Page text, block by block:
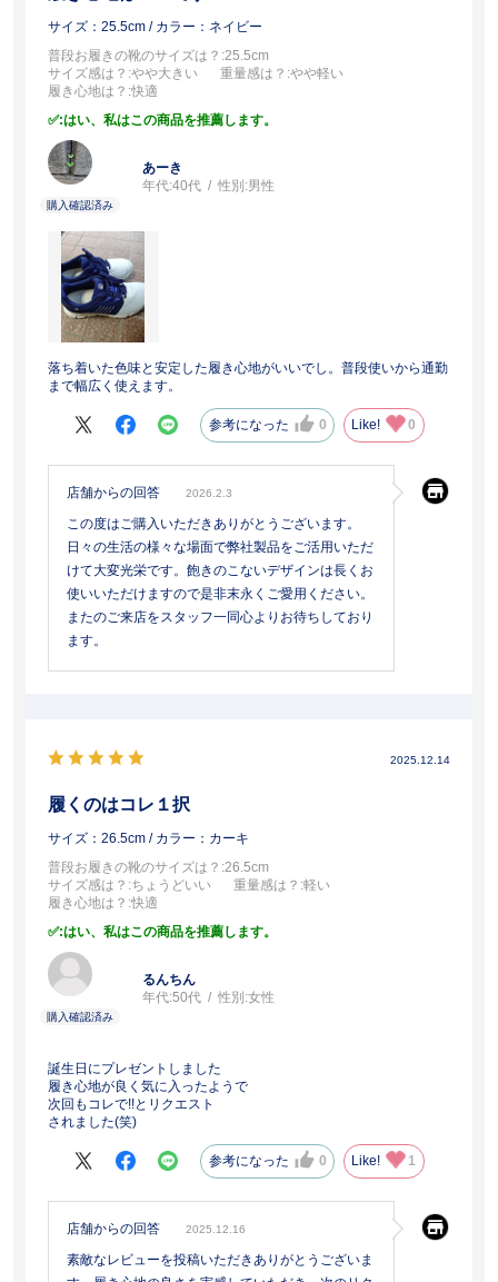
サイズ：25.5cm / カラー：ネイビー
普段お履きの靴のサイズは？ :25.5cm
サイズ感は？ :やや大きい 重量感は？ :やや軽い
履き心地は？ :快適
:はい、私はこの商品を推薦します。
あーき
年代:40代 性別:男性
落ち着いた色味と安定した履き心地がいいでし。普段使いから通勤
まで幅広く使えます。
参考になった 0 Like! 0
店舗からの回答 2026.2.3
この度はご購入いただきありがとうございます。
日々の生活の様々な場面で弊社製品をご活用いただ
けて大変光栄です。飽きのこないデザインは長くお
使いいただけますので是非末永くご愛用ください。
またのご来店をスタッフ一同心よりお待ちしており
ます。
2025.12.14
履くのはコレ１択
サイズ：26.5cm / カラー：カーキ
普段お履きの靴のサイズは？ :26.5cm
サイズ感は？ :ちょうどいい 重量感は？ :軽い
履き心地は？ :快適
:はい、私はこの商品を推薦します。
るんちん
年代:50代 性別:女性
誕生日にプレゼントしました
履き心地が良く気に入ったようで
次回もコレで!!とリクエスト
されました(笑)
参考になった 0 Like! 1
店舗からの回答 2025.12.16
素敵なレビューを投稿いただきありがとうございま